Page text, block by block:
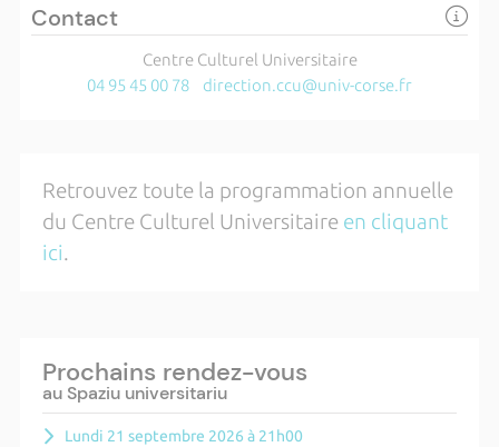
Contact
Centre Culturel Universitaire
04 95 45 00 78
direction.ccu@univ-corse.fr
Retrouvez toute la programmation annuelle
du Centre Culturel Universitaire en cliquant
ici.
Prochains rendez-vous
au Spaziu universitariu
Lundi 21 septembre 2026 à 21h00